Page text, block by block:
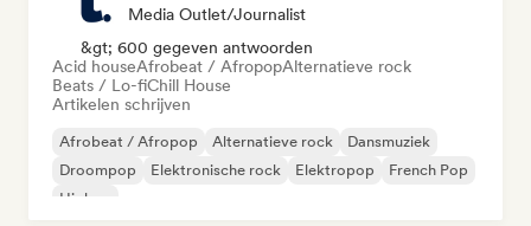
Media Outlet/Journalist
&gt; 600 gegeven antwoorden
Acid houseAfrobeat / AfropopAlternatieve rock
Beats / Lo-fiChill House
Artikelen schrijven
Afrobeat / Afropop Alternatieve rock
Dansmuziek
Droompop
Elektronische rock Elektropop
French Pop
Hiphop